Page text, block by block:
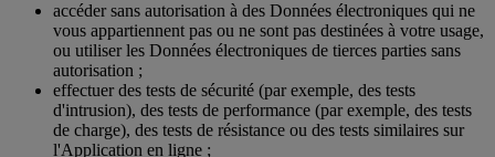
accéder sans autorisation à des Données électroniques qui ne
vous appartiennent pas ou ne sont pas destinées à votre usage,
ou utiliser les Données électroniques de tierces parties sans
autorisation ;
effectuer des tests de sécurité (par exemple, des tests
d'intrusion), des tests de performance (par exemple, des tests
de charge), des tests de résistance ou des tests similaires sur
l'Application en ligne ;